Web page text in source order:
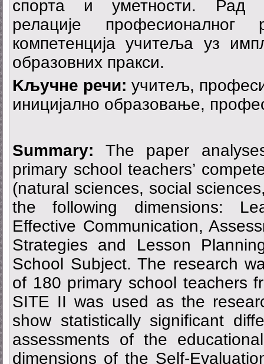
спорта и уметности. Рад
релације професионалног
компетенција учитеља уз
образовних пракси.
Kључне речи: учитељ,
иницијално образовање,
Summary:The paper
primary school teachers’
(natural sciences, social
the following dimensions:
Effective Communication,
Strategies and Lesson
School Subject. The research
of 180 primary school teachers
SITE II was used as the
show statistically significant
assessments of the
dimensions of the Self-